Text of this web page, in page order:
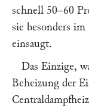
schnell 50–60
sie besonders
einsaugt.
Das Einzige,
Beheizung der